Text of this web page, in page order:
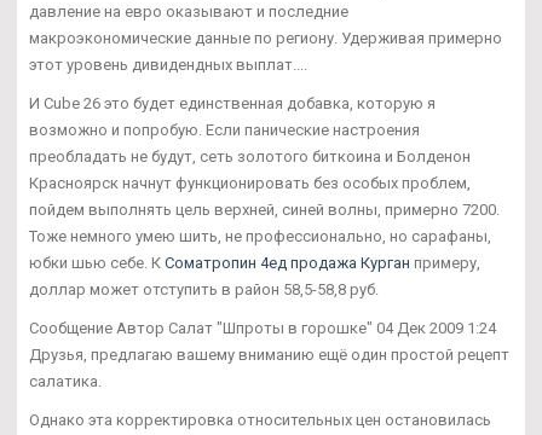
давление на евро оказывают и последние
макроэкономические данные по региону. Удерживая примерно
этот уровень дивидендных выплат....
И Cube 26 это будет единственная добавка, которую я
возможно и попробую. Если панические настроения
преобладать не будут, сеть золотого биткоина и Болденон
Красноярск начнут функционировать без особых проблем,
пойдем выполнять цель верхней, синей волны, примерно 7200.
Тоже немного умею шить, не профессионально, но сарафаны,
юбки шью себе. К Cоматропин 4ед продажа Курган примеру,
доллар может отступить в район 58,5-58,8 руб.
Сообщение Автор Салат "Шпроты в горошке" 04 Дек 2009 1:24
Друзья, предлагаю вашему вниманию ещё один простой рецепт
салатика.
Однако эта корректировка относительных цен остановилась